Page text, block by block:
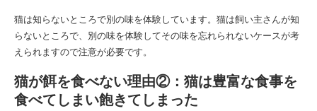
猫は知らないところで別の味を体験しています。猫は飼い主さんが知
らないところで、別の味を体験してその味を忘れられないケースが考
えられますので注意が必要です。
猫が餌を食べない理由②：猫は豊富な食事を
食べてしまい飽きてしまった